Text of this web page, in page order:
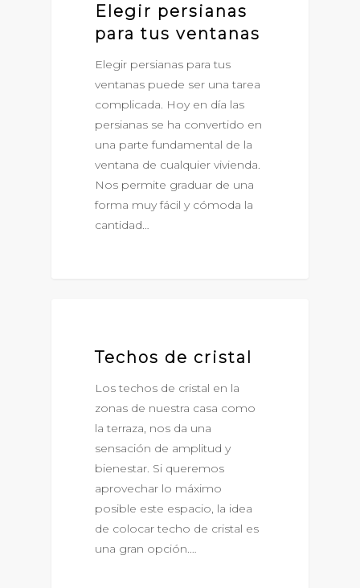
Elegir persianas
para tus ventanas
Elegir persianas para tus
ventanas puede ser una tarea
complicada. Hoy en día las
persianas se ha convertido en
una parte fundamental de la
ventana de cualquier vivienda.
Nos permite graduar de una
forma muy fácil y cómoda la
cantidad…
Techos de cristal
Los techos de cristal en la
zonas de nuestra casa como
la terraza, nos da una
sensación de amplitud y
bienestar. Si queremos
aprovechar lo máximo
posible este espacio, la idea
de colocar techo de cristal es
una gran opción.…